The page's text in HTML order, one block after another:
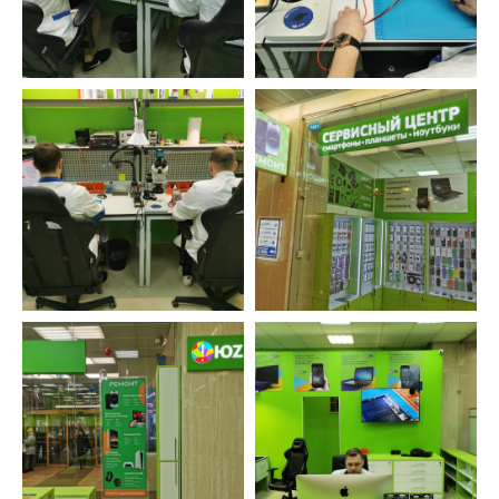
Не переезжаем, не пропадаем. Находим
решения, даже в самых тяжелых ситуациях.
Бесплатно исправляем ошибки, возникшие
по нашей вине.
Ответственность
УСТРОЙСТВА ФИЛИАЛЫ
Оставьте заявку и мы перезвоним вам в
ближайшее рабочее время
ОСТАВИТЬ ЗАЯВКУ